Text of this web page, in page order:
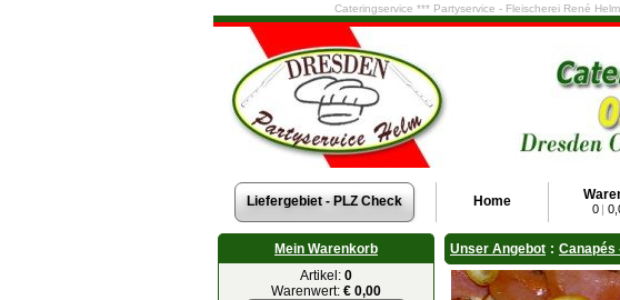
Cateringservice *** Partyservice - Fleischerei René
Liefergebiet - PLZ Check Home 0 |
Mein Warenkorb
Artikel: 0
Warenwert: € 0,00
Unser Angebot : Canapés